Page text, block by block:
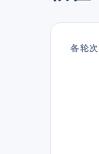
各轮